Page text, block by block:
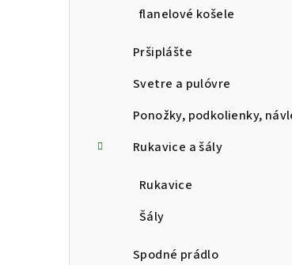
flanelové košele
Pršiplášte
Svetre a pulóvre
Ponožky, podkolienky,
Rukavice a šály
Rukavice
Šály
Spodné prádlo